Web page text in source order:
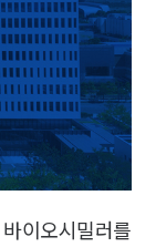
이오시밀러를